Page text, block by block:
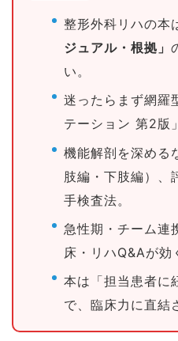
整形外科リハの本
ジュアル・根拠」
い。
迷ったらまず網羅
テーション 第2版
機能解剖を深める
肢編・下肢編）、
手検査法。
急性期・チーム連
床・リハQ&Aが効
本は「担当患者に
で、臨床力に直結